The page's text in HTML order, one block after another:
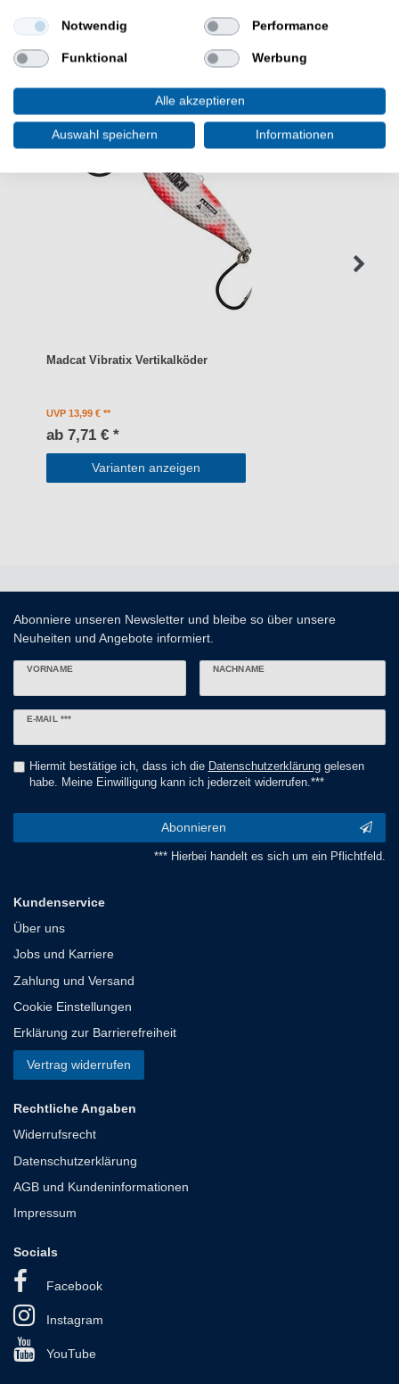
WEITERE INTERESSANTE ARTIKEL
Madcat Vibratix Vertikalköder
UVP 13,99 €
ab 7,71 € *
Varianten anzeigen
Abonniere unseren Newsletter und bleibe so über unsere
Neuheiten und Angebote informiert.
VORNAME NACHNAME
E-MAIL ***
Newsletter
Hiermit bestätige ich, dass ich die Daten­schutz­erklärunggelesen
habe. Meine Einwilligung kann ich jederzeit widerrufen.***
Abonnieren
*** Hierbei handelt es sich um ein Pflichtfeld.
Kundenservice
Über uns
Jobs und Karriere
Zahlung und Versand
Cookie Einstellungen
Erklärung zur Barrierefreiheit
Vertrag widerrufen
Rechtliche Angaben
Widerrufsrecht
Datenschutzerklärung
AGB und Kundeninformationen
Impressum
Socials
Facebook
Instagram
YouTube
Notwendig Performance
Funktional Werbung
Alle akzeptieren
Auswahl speichern Informationen